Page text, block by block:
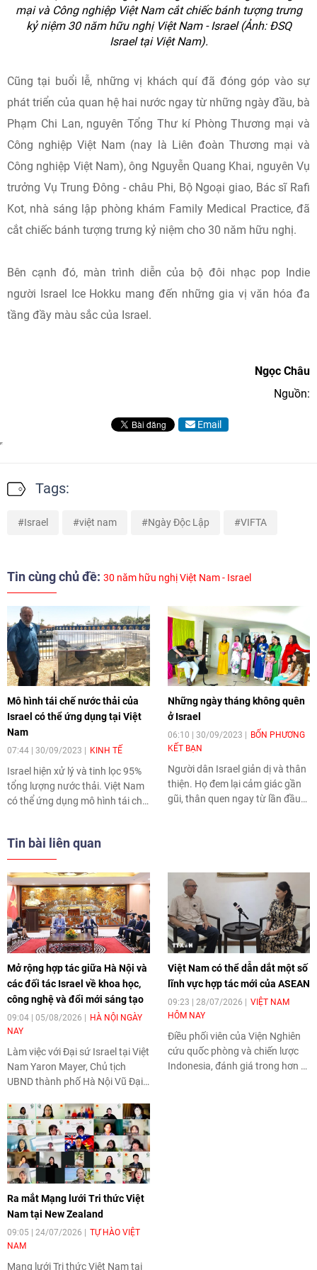
mại và Công nghiệp Việt Nam cắt chiếc bánh tượng trưng
kỷ niệm 30 năm hữu nghị Việt Nam - Israel (Ảnh: ĐSQ
Israel tại Việt Nam).
Cũng tại buổi lễ, những vị khách quí đã đóng góp vào sự
phát triển của quan hệ hai nước ngay từ những ngày đầu, bà
Phạm Chi Lan, nguyên Tổng Thư kí Phòng Thương mại và
Công nghiệp Việt Nam (nay là Liên đoàn Thương mại và
Công nghiệp Việt Nam), ông Nguyễn Quang Khai, nguyên Vụ
trưởng Vụ Trung Đông - châu Phi, Bộ Ngoại giao, Bác sĩ Rafi
Kot, nhà sáng lập phòng khám Family Medical Practice, đã
cắt chiếc bánh tượng trưng kỷ niệm cho 30 năm hữu nghị.
Bên cạnh đó, màn trình diễn của bộ đôi nhạc pop Indie
người Israel Ice Hokku mang đến những gia vị văn hóa đa
tầng đầy màu sắc của Israel.
Ngọc Châu
Nguồn:
Email
Tags:
Israel việt nam Ngày Độc Lập VIFTA
Tin cùng chủ đề: 30 năm hữu nghị Việt Nam - Israel
Mô hình tái chế nước thải của
Israel có thể ứng dụng tại Việt
Nam
07:44 | 30/09/2023 KINH TẾ
Israel hiện xử lý và tinh lọc 95%
tổng lượng nước thải. Việt Nam
có thể ứng dụng mô hình tái chế
Những ngày tháng không quên
ở Israel
06:10 | 30/09/2023
BỐN PHƯƠNG
KẾT BẠN
Người dân Israel giản dị và thân
thiện. Họ đem lại cảm giác gần
gũi, thân quen ngay từ lần đầu
Tin bài liên quan
Mở rộng hợp tác giữa Hà Nội và
các đối tác Israel về khoa học,
công nghệ và đổi mới sáng tạo
09:04 | 05/08/2026
HÀ NỘI NGÀY
NAY
Làm việc với Đại sứ Israel tại Việt
Nam Yaron Mayer, Chủ tịch
UBND thành phố Hà Nội Vũ Đại
tiếp tục mở rộng hợp tác với các
đối tác Israel trong những lĩnh
vực có thế mạnh như trí tuệ
nhân tạo, an ninh mạng, đô thị
thông minh, chuyển đổi số và
nông nghiệp công nghệ cao, góp
phần tạo thêm động lực cho quá
trình phát triển của Thủ đô.
Việt Nam có thể dẫn dắt một số
lĩnh vực hợp tác mới của ASEAN
09:23 | 28/07/2026
VIỆT NAM
HÔM NAY
Điều phối viên của Viện Nghiên
cứu quốc phòng và chiến lược
Indonesia, đánh giá trong hơn 3
Ra mắt Mạng lưới Tri thức Việt
Nam tại New Zealand
09:05 | 24/07/2026
TỰ HÀO VIỆT
NAM
Mạng lưới Tri thức Việt Nam tại